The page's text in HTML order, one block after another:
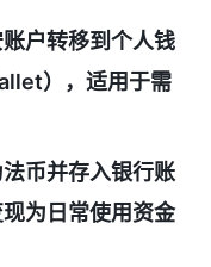
户转移到个人钱
），适用于需
币并存入银行账
为日常使用资金